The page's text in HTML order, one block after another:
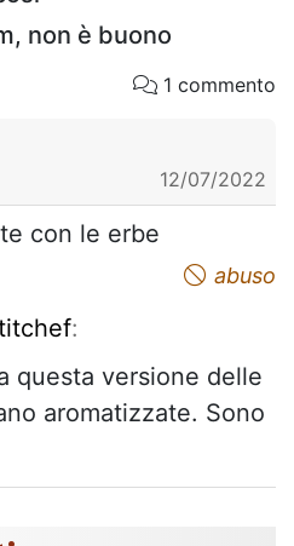
non è buono
1 commento
12/07/2022
con le erbe
appreciate abuso
:
questa versione delle
aromatizzate. Sono